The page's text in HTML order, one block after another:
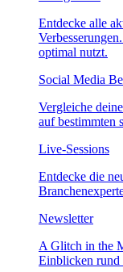
Entdecke alle
optimal nutzt.
Social Media
Vergleiche
auf bestimmten
Live-Sessions
Entdecke die
Newsletter
A Glitch in the
Einblicken rund